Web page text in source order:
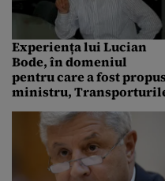
Experiența lui Lucian
Bode, în domeniul
pentru care a fost
ministru,